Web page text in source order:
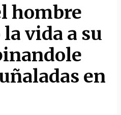
hombre
vida a su
en